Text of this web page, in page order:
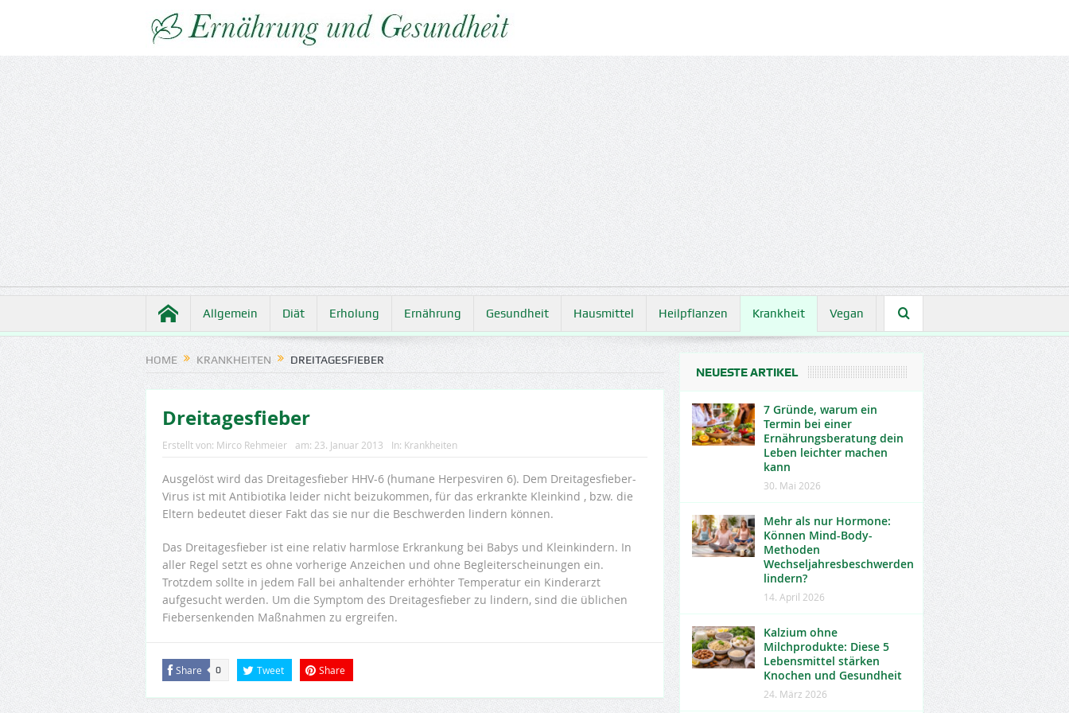
Allgemein Diät Erholung Ernährung Gesundheit Hausmittel Heilpflanzen Krankheit Vegan
HOME KRANKHEITEN DREITAGESFIEBER
Dreitagesfieber
Erstellt von: Mirco Rehmeier am: 23. Januar 2013 In: Krankheiten
Ausgelöst wird das Dreitagesfieber HHV-6 (humane Herpesviren 6). Dem Dreitagesfieber-
Virus ist mit Antibiotika leider nicht beizukommen, für das erkrankte Kleinkind , bzw. die
Eltern bedeutet dieser Fakt das sie nur die Beschwerden lindern können.
Das Dreitagesfieber ist eine relativ harmlose Erkrankung bei Babys und Kleinkindern. In
aller Regel setzt es ohne vorherige Anzeichen und ohne Begleiterscheinungen ein.
Trotzdem sollte in jedem Fall bei anhaltender erhöhter Temperatur ein Kinderarzt
aufgesucht werden. Um die Symptom des Dreitagesfieber zu lindern, sind die üblichen
Fiebersenkenden Maßnahmen zu ergreifen.
Share 0 Tweet Share
NEUESTE ARTIKEL
7 Gründe, warum ein
Termin bei einer
Ernährungsberatung dein
Leben leichter machen
kann
30. Mai 2026
Mehr als nur Hormone:
Können Mind-Body-
Methoden
Wechseljahresbeschwerden
lindern?
14. April 2026
Kalzium ohne
Milchprodukte: Diese 5
Lebensmittel stärken
Knochen und Gesundheit
24. März 2026